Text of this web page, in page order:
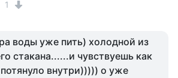
1
воды уже пить) холодной из
стакана......и чувствуешь как
внутри))))) о уже